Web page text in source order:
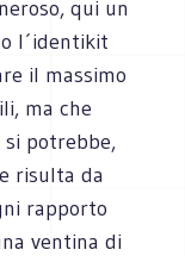
qui un
l´identikit
il massimo
ma che
potrebbe,
risulta da
rapporto
ventina di